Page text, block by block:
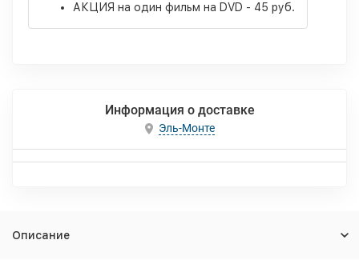
АКЦИЯ на один фильм на DVD - 45 руб.
Информация о доставке
Эль-Монте
Описание